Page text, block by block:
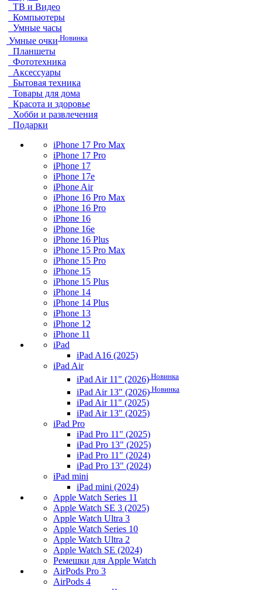
ТВ и Видео
Компьютеры
Умные часы
Умные очки Новинка
Планшеты
Фототехника
Аксессуары
Бытовая техника
Товары для дома
Красота и здоровье
Хобби и развлечения
Подарки
iPhone 17 Pro Max
iPhone 17 Pro
iPhone 17
iPhone 17e
iPhone Air
iPhone 16 Pro Max
iPhone 16 Pro
iPhone 16
iPhone 16e
iPhone 16 Plus
iPhone 15 Pro Max
iPhone 15 Pro
iPhone 15
iPhone 15 Plus
iPhone 14
iPhone 14 Plus
iPhone 13
iPhone 12
iPhone 11
iPad
iPad A16 (2025)
iPad Air
iPad Air 11" (2026) Новинка
iPad Air 13" (2026) Новинка
iPad Air 11" (2025)
iPad Air 13" (2025)
iPad Pro
iPad Pro 11" (2025)
iPad Pro 13" (2025)
iPad Pro 11" (2024)
iPad Pro 13" (2024)
iPad mini
iPad mini (2024)
Apple Watch Series 11
Apple Watch SE 3 (2025)
Apple Watch Ultra 3
Apple Watch Series 10
Apple Watch Ultra 2
Apple Watch SE (2024)
Ремешки для Apple Watch
AirPods Pro 3
AirPods 4